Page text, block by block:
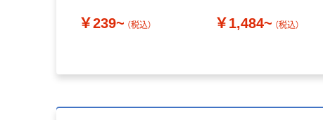
￥239~ （税込） ￥1,484~ （税込）